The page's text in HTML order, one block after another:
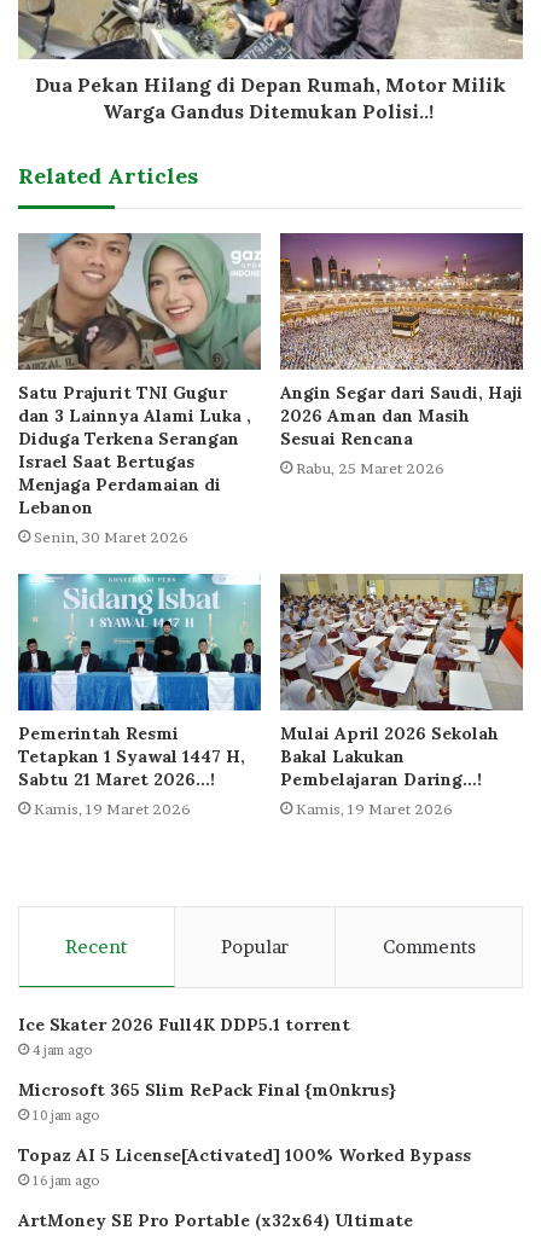
Dua Pekan Hilang di Depan Rumah, Motor Milik
Warga Gandus Ditemukan Polisi..!
Related Articles
Satu Prajurit TNI Gugur
dan 3 Lainnya Alami Luka ,
Diduga Terkena Serangan
Israel Saat Bertugas
Menjaga Perdamaian di
Lebanon
Senin, 30 Maret 2026
Angin Segar dari Saudi, Haji
2026 Aman dan Masih
Sesuai Rencana
Rabu, 25 Maret 2026
Pemerintah Resmi
Tetapkan 1 Syawal 1447 H,
Sabtu 21 Maret 2026…!
Kamis, 19 Maret 2026
Mulai April 2026 Sekolah
Bakal Lakukan
Pembelajaran Daring…!
Kamis, 19 Maret 2026
Recent Popular Comments
Ice Skater 2026 Full4K DDP5.1 torrent
4 jam ago
Microsoft 365 Slim RePack Final {m0nkrus}
10 jam ago
Topaz AI 5 License[Activated] 100% Worked Bypass
16 jam ago
ArtMoney SE Pro Portable (x32x64) Ultimate